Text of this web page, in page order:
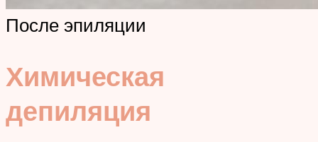
После эпиляции
Химическая
депиляция